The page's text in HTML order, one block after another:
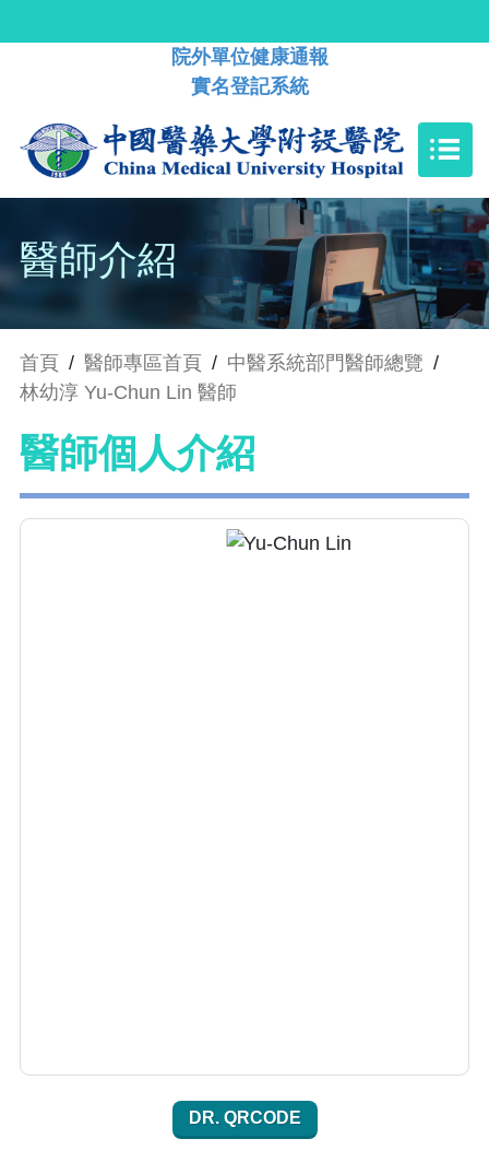
院外單位健康通報
實名登記系統
醫師介紹
首頁 / 醫師專區首頁 / 中醫系統部門醫師總覽 /
林幼淳 Yu-Chun Lin 醫師
醫師個人介紹
DR. QRCODE